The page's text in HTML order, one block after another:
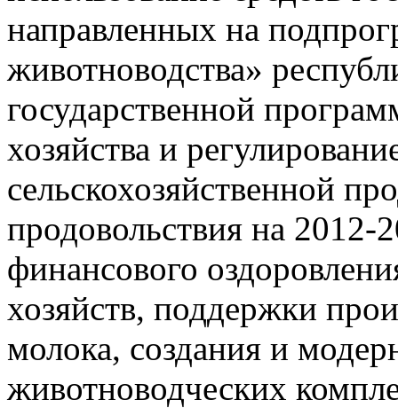
направленных на
животноводства»
государственной
хозяйства и
сельскохозяйственной
продовольствия на 2012-
финансового
хозяйств, поддержки
молока, создания и
животноводческих